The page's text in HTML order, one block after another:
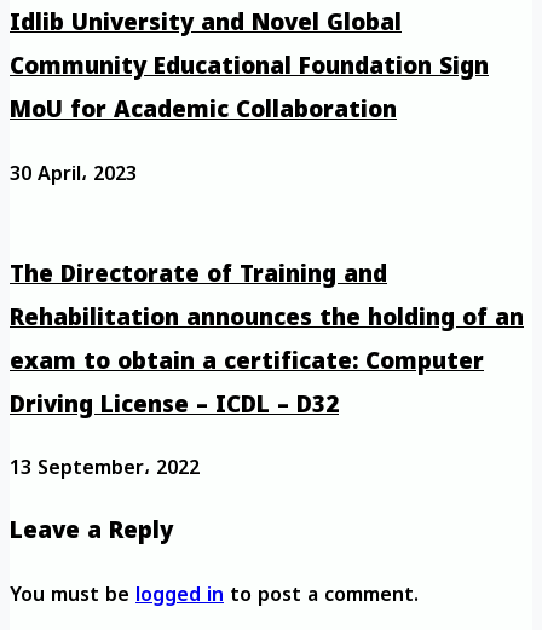
Idlib University and Novel Global
Community Educational Foundation Sign
MoU for Academic Collaboration
30 April، 2023
The Directorate of Training and
Rehabilitation announces the holding of an
exam to obtain a certificate: Computer
Driving License – ICDL – D32
13 September، 2022
Leave a Reply
You must belogged into post a comment.